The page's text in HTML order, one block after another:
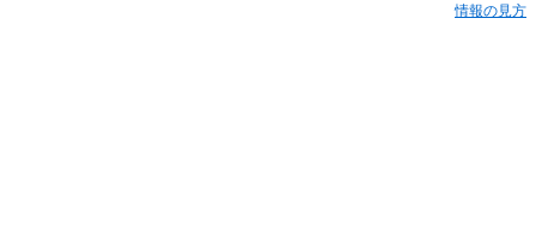
情報の見方